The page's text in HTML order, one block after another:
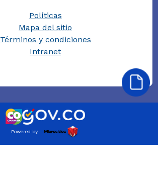
Políticas
Mapa del sitio
Términos y condiciones
Intranet
Powered by :